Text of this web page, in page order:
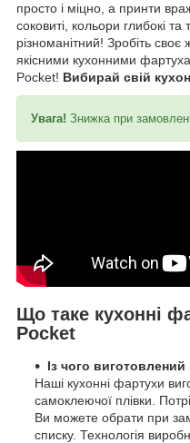
просто і міцно, а принти
соковиті, кольори глибокі
різноманітний! Зробіть
якісними кухонними
Pocket! Вибирай свій
Увага! Знижка при
Що таке кухонні
Pocket
Із чого
Наші кухонні фартухи
самоклеючої плівки.
Ви можете обрати при
списку. Технологія